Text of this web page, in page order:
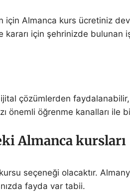
için Almanca kurs ücretiniz
kararı için şehrinizde
çözümlerden
önemli öğrenme kanalları ile
Almanca kursları
seçeneği olacaktır.
fayda var tabii.